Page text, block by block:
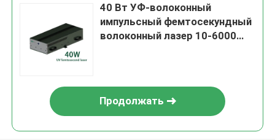
40 Вт УФ-волоконный
импульсный фемтосекундный
волоконный лазер 10-6000
Продолжать